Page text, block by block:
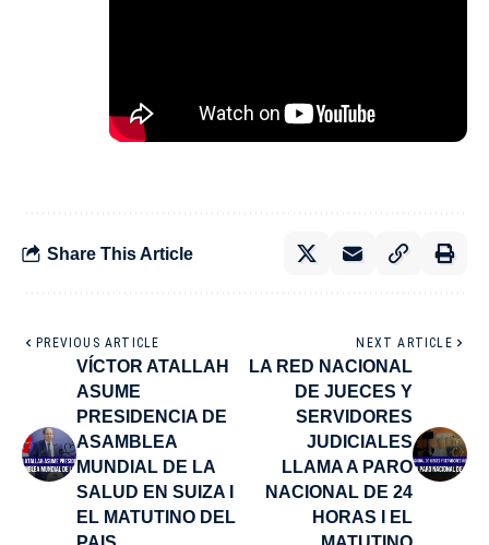
Share This Article
PREVIOUS ARTICLE
VÍCTOR ATALLAH
ASUME
PRESIDENCIA DE
ASAMBLEA
MUNDIAL DE LA
SALUD EN SUIZA I
EL MATUTINO DEL
NEXT ARTICLE
LA RED NACIONAL
DE JUECES Y
SERVIDORES
JUDICIALES
LLAMA A PARO
NACIONAL DE 24
HORAS I EL